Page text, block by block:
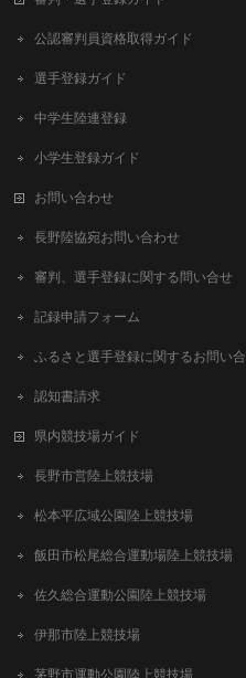
公認審判員資格取得ガイド
選手登録ガイド
中学生陸連登録
小学生登録ガイド
お問い合わせ
長野陸協宛お問い合わせ
審判、選手登録に関する問い合せ
記録申請フォーム
ふるさと選手登録に関するお問い
認知書請求
県内競技場ガイド
長野市営陸上競技場
松本平広域公園陸上競技場
飯田市松尾総合運動場陸上競技場
佐久総合運動公園陸上競技場
伊那市陸上競技場
茅野市運動公園陸上競技場